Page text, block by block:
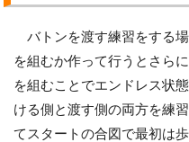
バトンを渡す練習をする
を組むか作って行うとさら
を組むことでエンドレス状
ける側と渡す側の両方を練
てスタートの合図で最初は